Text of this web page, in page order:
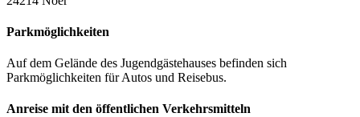
Parkmöglichkeiten
Auf dem Gelände des Jugendgästehauses befinden sich
Parkmöglichkeiten für Autos und Reisebus.
Anreise mit den öffentlichen Verkehrsmitteln